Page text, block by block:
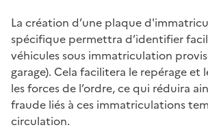
La création d’une plaque
spécifique permettra d’identifier
véhicules sous immatriculation
garage). Cela facilitera le repérage et
les forces de l’ordre, ce qui réduira
fraude liés à ces immatriculations
circulation.